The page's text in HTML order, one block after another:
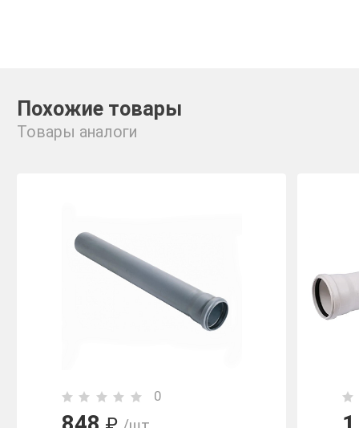
Похожие товары
Товары аналоги
0